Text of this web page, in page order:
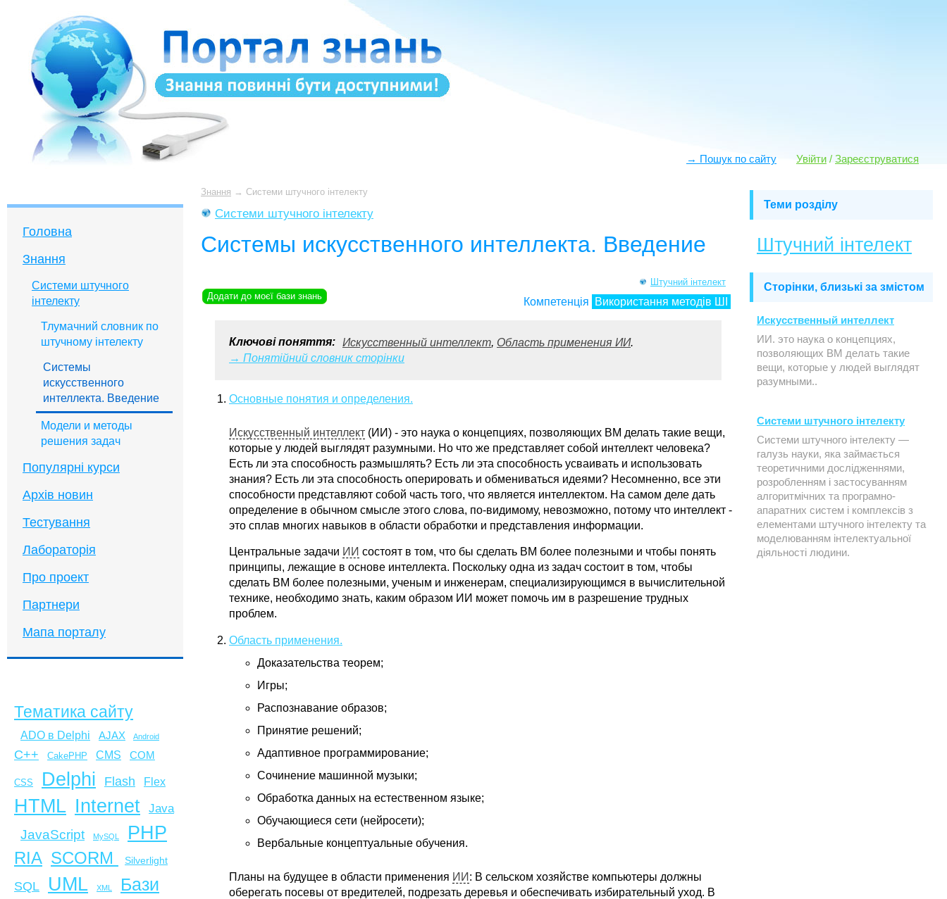
→ Пошук по сайту Увійти / Зареєструватися
Головна
Знання
Системи штучного
інтелекту
Тлумачний словник по
штучному інтелекту
Системы
искусственного
интеллекта. Введение
Модели и методы
решения задач
Популярні курси
Архів новин
Тестування
Лабораторія
Про проект
Партнери
Мапа порталу
Тематика сайту
ADO в Delphi AJAX Android
C++ CakePHP CMS COM
CSS Delphi Flash Flex
HTML Internet Java
JavaScript MySQL PHP
RIA SCORM Silverlight
SQL UML XML
Бази
Знання → Системи штучного інтелекту
Системи штучного інтелекту
Системы искусственного интеллекта. Введение
Додати до моєї бази знань
Штучний інтелект
Компетенція Використання методів ШІ
Ключові поняття: Искусственный интеллект, Область применения ИИ.
→ Понятійний словник сторінки
Основные понятия и определения.
Искусственный интеллект (ИИ) - это наука о концепциях, позволяющих ВМ делать такие вещи,
которые у людей выглядят разумными. Но что же представляет собой интеллект человека?
Есть ли эта способность размышлять? Есть ли эта способность усваивать и использовать
знания? Есть ли эта способность оперировать и обмениваться идеями? Несомненно, все эти
способности представляют собой часть того, что является интеллектом. На самом деле дать
определение в обычном смысле этого слова, по-видимому, невозможно, потому что интеллект -
это сплав многих навыков в области обработки и представления информации.
Центральные задачи ИИ состоят в том, что бы сделать ВМ более полезными и чтобы понять
принципы, лежащие в основе интеллекта. Поскольку одна из задач состоит в том, чтобы
сделать ВМ более полезными, ученым и инженерам, специализирующимся в вычислительной
технике, необходимо знать, каким образом ИИ может помочь им в разрешение трудных
проблем.
Область применения.
Доказательства теорем;
Игры;
Распознавание образов;
Принятие решений;
Адаптивное программирование;
Сочинение машинной музыки;
Обработка данных на естественном языке;
Обучающиеся сети (нейросети);
Вербальные концептуальные обучения.
Планы на будущее в области применения ИИ : В сельском хозяйстве компьютеры должны
оберегать посевы от вредителей, подрезать деревья и обеспечивать избирательный уход. В
Теми розділу
Штучний інтелект
Сторінки, близькі за змістом
Искусственный интеллект
ИИ. это наука о концепциях,
позволяющих ВМ делать такие
вещи, которые у людей выглядят
разумными..
Системи штучного інтелекту
Системи штучного інтелекту —
галузь науки, яка займається
теоретичними дослідженнями,
розробленням і застосуванням
алгоритмічних та програмно-
апаратних систем і комплексів з
елементами штучного інтелекту та
моделюванням інтелектуальної
діяльності людини.